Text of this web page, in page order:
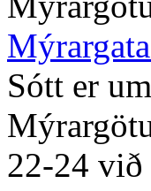
Sótt er
22-24